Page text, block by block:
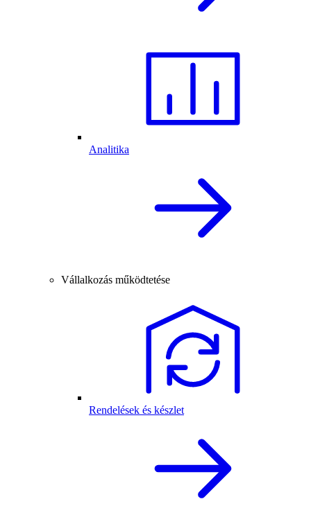
Analitika
Vállalkozás működtetése
Rendelések és készlet